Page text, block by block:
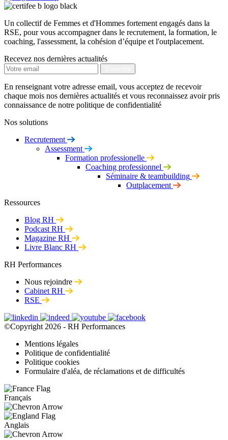
Un collectif de Femmes et d'Hommes fortement engagés dans la
RSE, pour vous accompagner dans le recrutement, la formation, le
coaching, l'assessment, la cohésion d’équipe et l'outplacement.
Recevez nos dernières actualités
En renseignant votre adresse email, vous acceptez de recevoir
chaque mois nos dernières actualités et vous reconnaissez avoir pris
connaissance de notre politique de confidentialité
Nos solutions
Recrutement
Assessment
Formation professionelle
Coaching professionnel
Séminaire & teambuilding
Outplacement
Ressources
Blog RH
Podcast RH
Magazine RH
Livre Blanc RH
RH Performances
Nous rejoindre
Cabinet RH
RSE
©Copyright 2026 - RH Performances
Mentions légales
Politique de confidentialité
Politique cookies
Formulaire d'aléa, de réclamations et de difficultés
Français
Anglais